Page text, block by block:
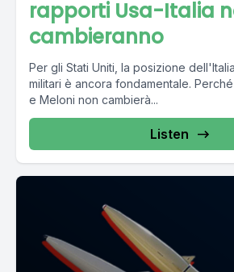
rapporti Usa-Italia
cambieranno
Per gli Stati Uniti, la posizione
militari è ancora fondamentale.
e Meloni non cambierà...
Listen